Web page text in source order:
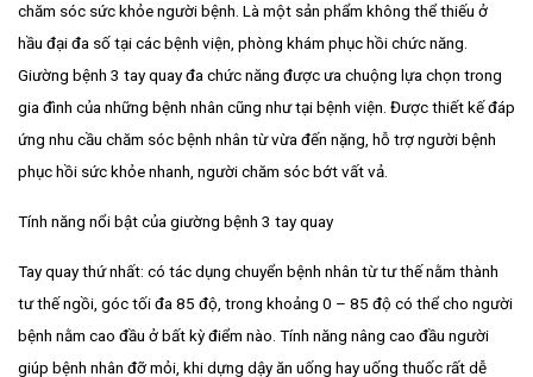
chăm sóc sức khỏe người bệnh. Là một sản phẩm không thể thiếu ở
hầu đại đa số tại các bệnh viện, phòng khám phục hồi chức năng.
Giường bệnh 3 tay quay đa chức năng được ưa chuộng lựa chọn trong
gia đình của những bệnh nhân cũng như tại bệnh viện. Được thiết kế đáp
ứng nhu cầu chăm sóc bệnh nhân từ vừa đến nặng, hỗ trợ người bệnh
phục hồi sức khỏe nhanh, người chăm sóc bớt vất vả.
Tính năng nổi bật của giường bệnh 3 tay quay
Tay quay thứ nhất: có tác dụng chuyển bệnh nhân từ tư thế nằm thành
tư thế ngồi, góc tối đa 85 độ, trong khoảng 0 – 85 độ có thể cho người
bệnh nằm cao đầu ở bất kỳ điểm nào. Tính năng nâng cao đầu người
giúp bệnh nhân đỡ mỏi, khi dựng dậy ăn uống hay uống thuốc rất dễ